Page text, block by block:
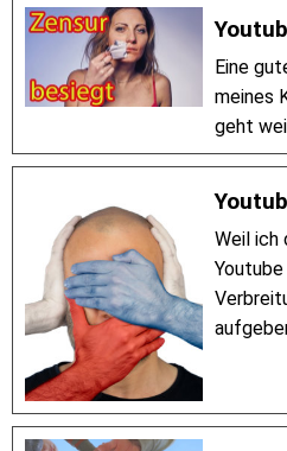
Eine
meines
geht
Weil ich